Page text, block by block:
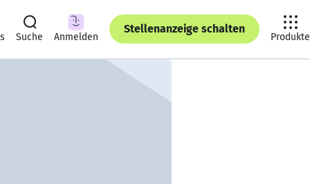
Suche Anmelden
Stellenanzeige schalten
Produkte